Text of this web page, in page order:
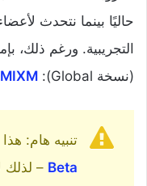
التجريبية. ورغم ذلك،
(نسخة Global):
تنبيه هام:
Beta – لذلك